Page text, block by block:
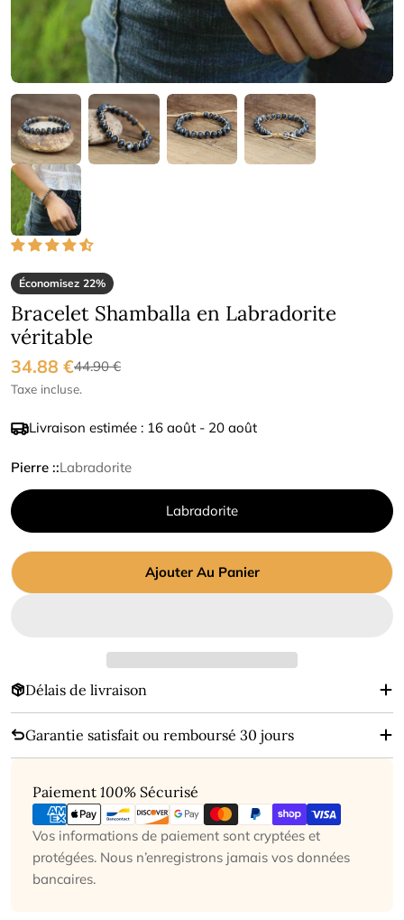
Économisez 22%
Bracelet Shamballa en Labradorite
véritable
Prix
vente
34.88 €
Prix
44.90 €
Taxe incluse.
Livraison estimée : 16 août - 20 août
Pierre ::Labradorite
Labradorite
Ajouter Au Panier
Délais de livraison
Garantie satisfait ou remboursé 30 jours
Paiement 100% Sécurisé
Modes
de
paiement
Vos informations de paiement sont cryptées et
protégées. Nous n’enregistrons jamais vos données
bancaires.